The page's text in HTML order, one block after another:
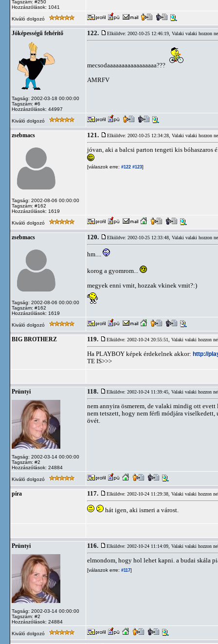
Tagszám: #250
Hozzászólások: 1041
Kiváló dolgozó
Jóképességű fehérítő
Tagság: 2002-03-18 00:00:00
Tagszám: #6
Hozzászólások: 44997
122. Elküldve: 2002-10-25 12:46:19, Valaki valaki hozzon
mecsodaaaaaaaaaaaaaaaaa???
AMRFV
Kiváló dolgozó
zsebmacs
Tagság: 2002-08-06 00:00:00
Tagszám: #162
Hozzászólások: 1619
121. Elküldve: 2002-10-25 12:34:28, Valaki valaki hozzon
jóvan, aki a balcsi parton tengeti kis
[válaszok erre: #122 #123]
Kiváló dolgozó
zsebmacs
Tagság: 2002-08-06 00:00:00
Tagszám: #162
Hozzászólások: 1619
120. Elküldve: 2002-10-25 12:33:48, Valaki valaki hozzon
hm....
korog a gyomrom...
megyek enni vmit, hozzak vkinek vmit?:)
Kiváló dolgozó
BIG BROTHERZ 119. Elküldve: 2002-10-24 20:55:51, Valaki valaki hozzon
Ha PLAYBOY képek érdekelnek akkor: http://
TE IS>>>
Prüntyi
Tagság: 2002-03-14 00:00:00
Tagszám: #2
Hozzászólások: 24884
118. Elküldve: 2002-10-24 11:39:45, Valaki valaki hozzon
nem annyira ösmerem, de valaki mindig ott evett
nem tetszett, hogy nem férfi módjára
övét.
Kiváló dolgozó
píra 117. Elküldve: 2002-10-24 11:29:38, Valaki valaki hozzon
hát igen, aki ismeri a várost.
Prüntyi
Tagság: 2002-03-14 00:00:00
Tagszám: #2
Hozzászólások: 24884
116. Elküldve: 2002-10-24 11:14:09, Valaki valaki hozzon
elmondom, hogy hol lehet kapni. a budai skála
[válaszok erre: #117]
Kiváló dolgozó